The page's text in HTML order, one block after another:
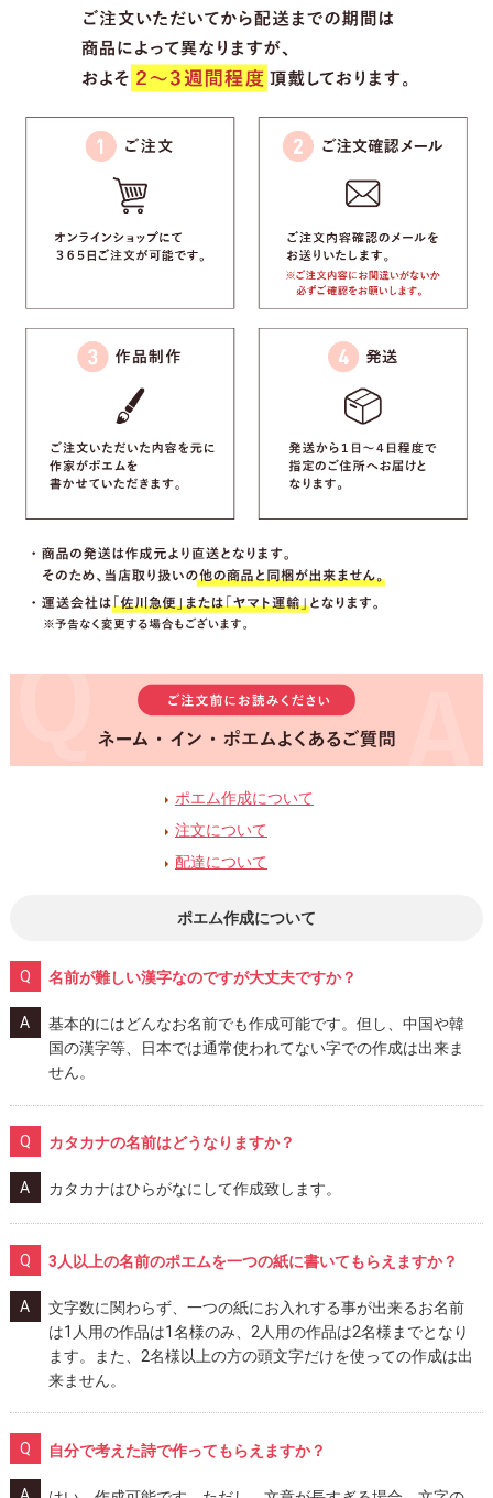
ポエム作成について
注文について
配達について
ポエム作成について
名前が難しい漢字なのですが大丈夫ですか？
基本的にはどんなお名前でも作成可能です。但し、中国や韓
国の漢字等、日本では通常使われてない字での作成は出来ま
せん。
カタカナの名前はどうなりますか？
カタカナはひらがなにして作成致します。
3人以上の名前のポエムを一つの紙に書いてもらえますか？
文字数に関わらず、一つの紙にお入れする事が出来るお名前
は1人用の作品は1名様のみ、2人用の作品は2名様までとなり
ます。また、2名様以上の方の頭文字だけを使っての作成は出
来ません。
自分で考えた詩で作ってもらえますか？